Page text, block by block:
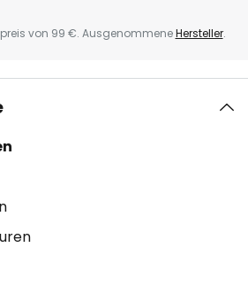
von 99 €. AusgenommeneHersteller.